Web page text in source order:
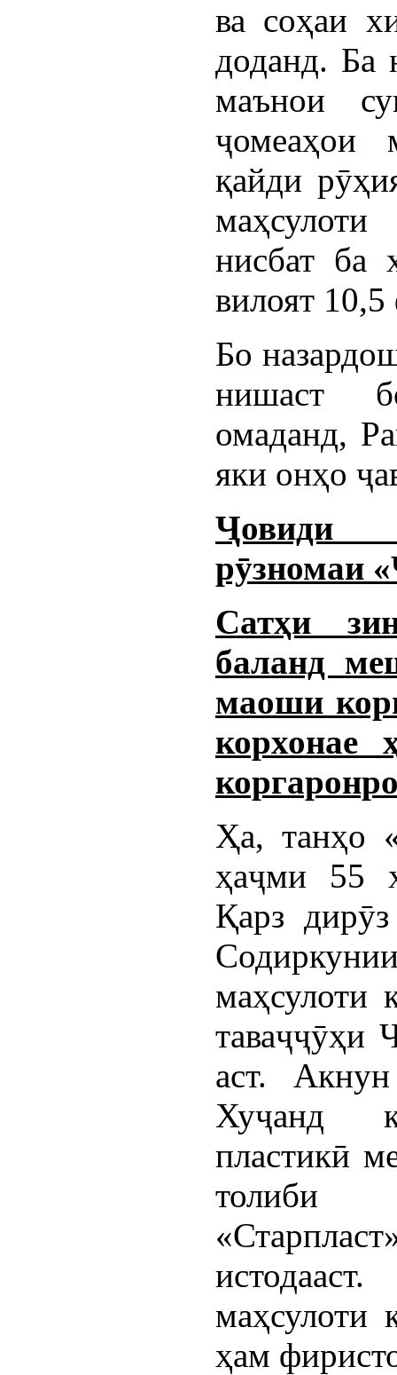
ва соҳаи
доданд. Ба
маънои
ҷомеаҳои
қайди
нисбат ба
вилоят
Бо
нишаст
омаданд,
яки онҳо
Ҷовиди
рӯзномаи
Сатҳи
баланд
маоши
корхонае
Ҳа, танҳо
ҳаҷми 55
Қарз
маҳсулоти
таваҷҷӯҳи
аст.
Хуҷанд
пластикӣ
толиби
маҳсулоти
ҳам